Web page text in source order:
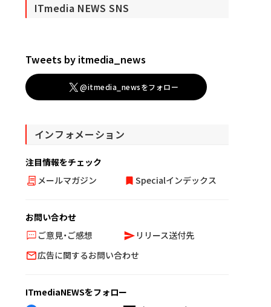
ITmedia NEWS SNS
Tweets by itmedia_news
@itmedia_newsをフォロー
インフォメーション
注目情報をチェック
メールマガジン
Specialインデックス
お問い合わせ
ご意見・ご感想
リリース送付先
広告に関するお問い合わせ
ITmediaNEWSをフォロー